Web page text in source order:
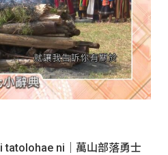
tatolohae ni｜萬山部落勇士